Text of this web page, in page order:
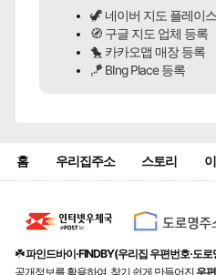
🦖 네이버 지도 플레이
🧭 구글 지도 업체 등록
🐤 카카오맵 매장 등록
🪁 BIng Place 등록
홈 우리집주소 스토리
☘️파인드바이·FINDBY(우리집 우편번호·도
공개정보를 활용하여, 찾기 쉽게 만들어진 우